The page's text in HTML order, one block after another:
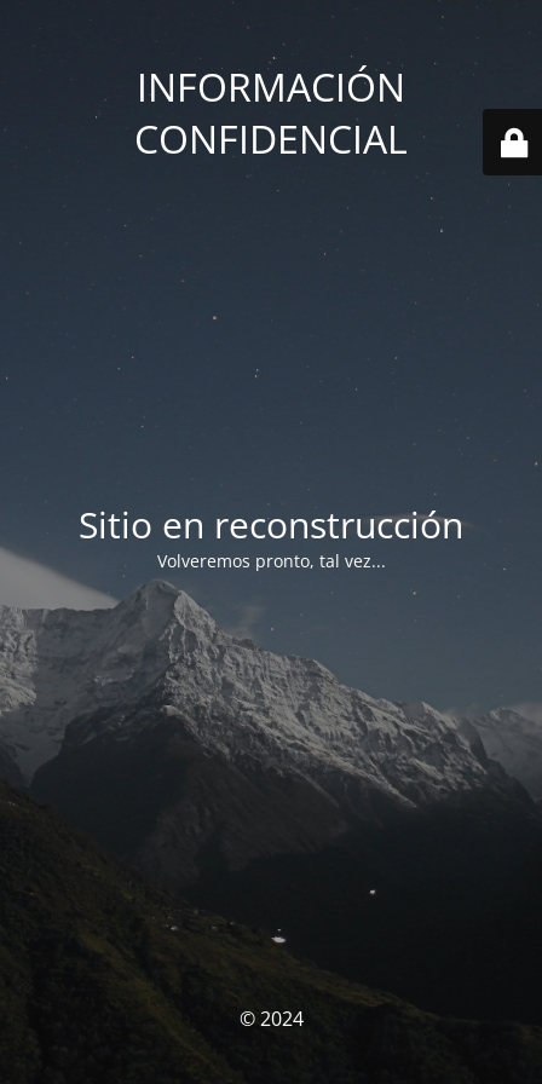
INFORMACIÓN
CONFIDENCIAL
Sitio en reconstrucción
Volveremos pronto, tal vez...
© 2024